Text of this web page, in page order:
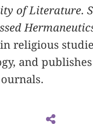
of Literature.
religious
and